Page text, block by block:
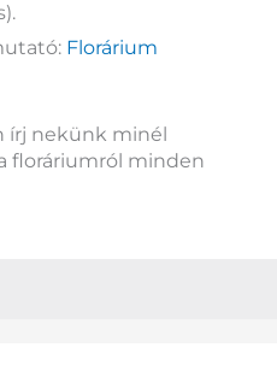
Florárium
írj nekünk minél
floráriumról minden